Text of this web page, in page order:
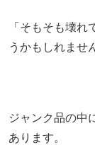
「そもそも壊
うかもしれませ
ジャンク品の中
あります。